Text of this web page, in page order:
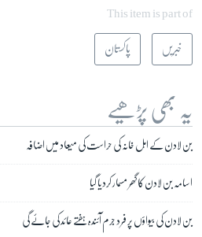
This item is part of
خبریں پاکستان
یہ بھی پڑھیے
بن لادن کے اہل خانہ کی حراست کی میعاد میں اضافہ
اسامہ بن لادن کا گھر مسمار کردیا گیا
بن لادن کی بیواؤں پر فرد جرم آئندہ ہفتے عائد کی جائے گی